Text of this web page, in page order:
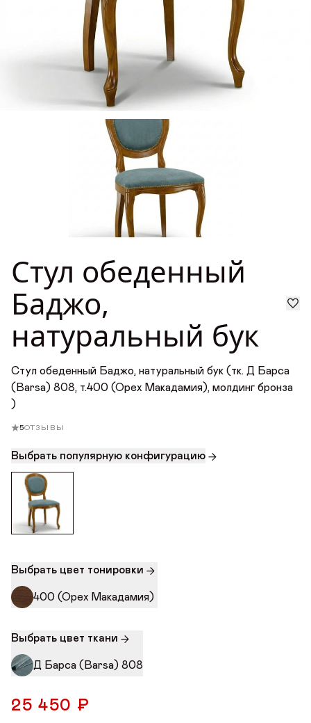
СОТРУДНИЧЕСТВО
О нас
История
Награды
Телепроекты
VKYoutube TelegramMAX
Стул обеденный
Баджо,
натуральный бук
Стул обеденный Баджо, натуральный бук (тк. Д Барса
(Barsa) 808, т.400 (Орех Макадамия), молдинг бронза
)
5ОТЗЫВЫ
Выбрать популярную конфигурацию
Выбрать цвет тонировки
400 (Орех Макадамия)
Выбрать цвет ткани
Д Барса (Barsa) 808
25 450 ₽